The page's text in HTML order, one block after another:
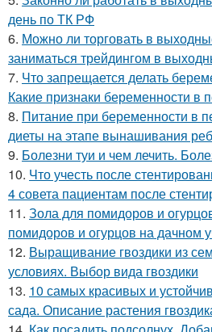
день по ТК РФ
6. Можно ли торговать в
заниматься трейдингом в
7. Что запрещается делать
Какие признаки беременности в
8. Питание при беременности в
диеты на этапе вынашивания
9. Болезни туи и чем лечить.
10. Что учесть после
4 совета пациентам после
11. Зола для помидоров и
помидоров и огурцов на дачном
12. Выращивание гвоздики из
условиях. Выбор вида гвоздики
13. 10 самых красивых и
сада. Описание растения